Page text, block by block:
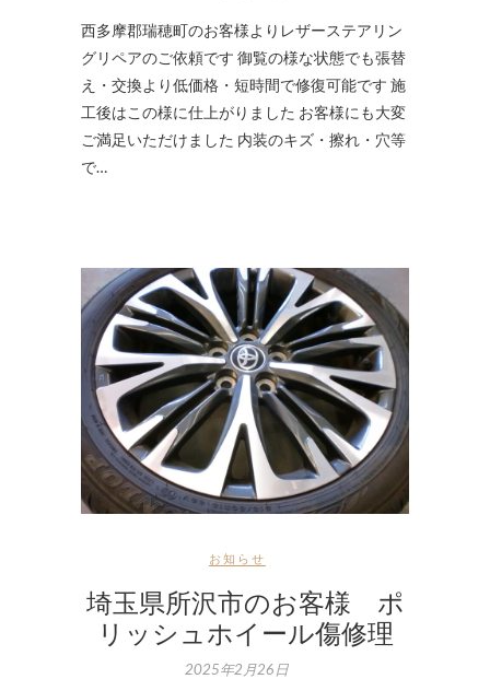
西多摩郡瑞穂町のお客様よりレザーステアリン
グリペアのご依頼です 御覧の様な状態でも張替
え・交換より低価格・短時間で修復可能です 施
工後はこの様に仕上がりました お客様にも大変
ご満足いただけました 内装のキズ・擦れ・穴等
で…
お知らせ
埼玉県所沢市のお客様 ポ
リッシュホイール傷修理
2025年2月26日